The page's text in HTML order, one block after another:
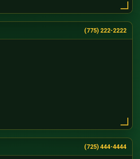
(775) 222-2222
(725) 444-4444